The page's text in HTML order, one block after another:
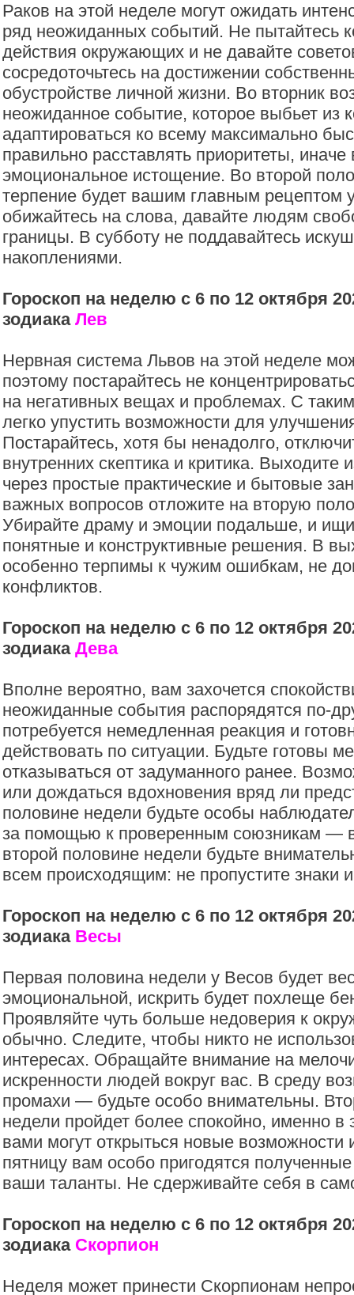
Раков на этой неделе могут ожидать
ряд неожиданных событий. Не пытайтесь
действия окружающих и не давайте
сосредоточьтесь на достижении
обустройстве личной жизни. Во вторник
неожиданное событие, которое выбьет из
адаптироваться ко всему максимально
правильно расставлять приоритеты,
эмоциональное истощение. Во второй
терпение будет вашим главным рецептом
обижайтесь на слова, давайте людям
границы. В субботу не поддавайтесь
накоплениями.
Гороскоп на неделю с 6 по 12 октября
зодиака Лев
Нервная система Львов на этой неделе
поэтому постарайтесь не
на негативных вещах и проблемах. С
легко упустить возможности для
Постарайтесь, хотя бы ненадолго,
внутренних скептика и критика. Выходите
через простые практические и бытовые
важных вопросов отложите на вторую
Убирайте драму и эмоции подальше, и
понятные и конструктивные решения. В
особенно терпимы к чужим ошибкам, не
конфликтов.
Гороскоп на неделю с 6 по 12 октября
зодиака Дева
Вполне вероятно, вам захочется
неожиданные события распорядятся по-
потребуется немедленная реакция и
действовать по ситуации. Будьте готовы
отказываться от задуманного ранее.
или дождаться вдохновения вряд ли
половине недели будьте особы
за помощью к проверенным союзникам —
второй половине недели будьте
всем происходящим: не пропустите знаки
Гороскоп на неделю с 6 по 12 октября
зодиака Весы
Первая половина недели у Весов будет
эмоциональной, искрить будет похлеще
Проявляйте чуть больше недоверия к
обычно. Следите, чтобы никто не
интересах. Обращайте внимание на
искренности людей вокруг вас. В среду
промахи — будьте особо внимательны.
недели пройдет более спокойно, именно в
вами могут открыться новые возможности
пятницу вам особо пригодятся
ваши таланты. Не сдерживайте себя в
Гороскоп на неделю с 6 по 12 октября
зодиака Скорпион
Неделя может принести Скорпионам